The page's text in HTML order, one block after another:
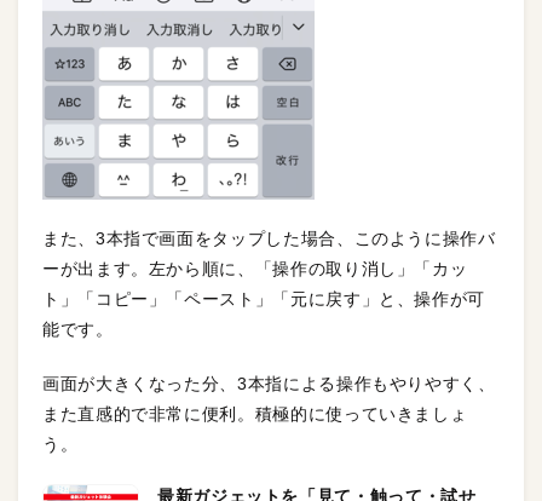
また、3本指で画面をタップした場合、このように操作バ
ーが出ます。左から順に、「操作の取り消し」「カッ
ト」「コピー」「ペースト」「元に戻す」と、操作が可
能です。
画面が大きくなった分、3本指による操作もやりやすく、
また直感的で非常に便利。積極的に使っていきましょ
う。
最新ガジェットを「見て・触って・試せ